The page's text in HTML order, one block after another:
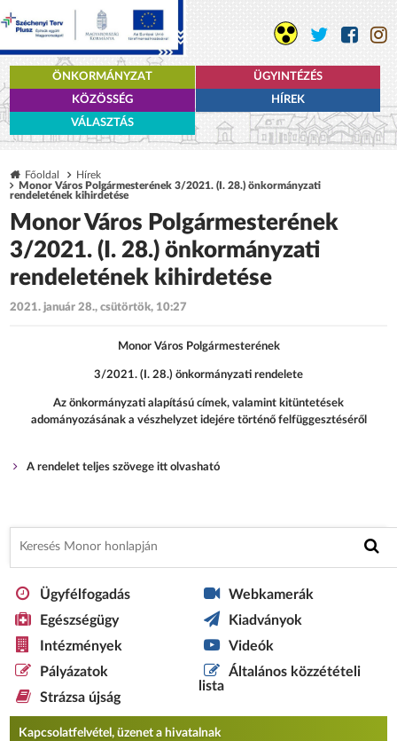
ÖNKORMÁNYZAT
ÜGYINTÉZÉS
KÖZÖSSÉG
HÍREK
VÁLASZTÁS
Főoldal
Hírek
Monor Város Polgármesterének 3/2021. (I. 28.) önkormányzati
rendeletének kihirdetése
Monor Város Polgármesterének
3/2021. (I. 28.) önkormányzati
rendeletének kihirdetése
2021. január 28., csütörtök, 10:27
Monor Város Polgármesterének
3/2021. (I. 28.) önkormányzati rendelete
Az önkormányzati alapítású címek, valamint kitüntetések
adományozásának a vészhelyzet idejére történő felfüggesztéséről
A rendelet teljes szövege itt olvasható
Ügyfélfogadás
Egészségügy
Intézmények
Pályázatok
Strázsa újság
Webkamerák
Kiadványok
Videók
Általános közzétételi
lista
Kapcsolatfelvétel, üzenet a hivatalnak